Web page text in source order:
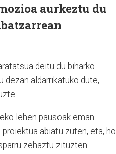
aurkeztu du
deitu du biharko.
dezan aldarrikatuko dute,
lehen pausoak eman
abiatu zuten, eta,
zehaztu zituzten: